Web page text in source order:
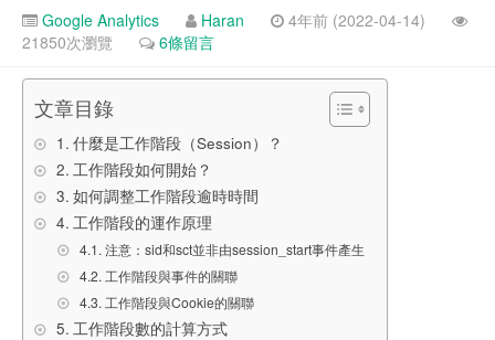
Google Analytics Haran
4年前 (2022-04-14)
21850次瀏覽
6條留言
文章目錄
什麼是工作階段（Session）？
工作階段如何開始？
如何調整工作階段逾時時間
工作階段的運作原理
注意：sid和sct並非由session_start事件產生
工作階段與事件的關聯
工作階段與Cookie的關聯
工作階段數的計算方式